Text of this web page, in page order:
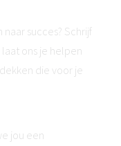
succes? Schrijf
ons je helpen
die voor je
jou een